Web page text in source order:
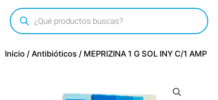
Inicio / Antibióticos / MEPRIZINA 1 G SOL INY C/1 AMP